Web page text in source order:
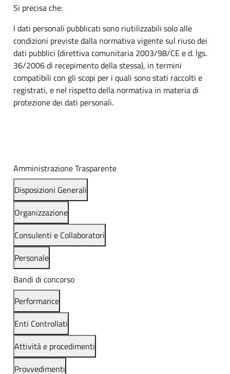
Si precisa che:
I dati personali pubblicati sono riutilizzabili solo alle
condizioni previste dalla normativa vigente sul riuso dei
dati pubblici (direttiva comunitaria 2003/98/CE e d. lgs.
36/2006 di recepimento della stessa), in termini
compatibili con gli scopi per i quali sono stati raccolti e
registrati, e nel rispetto della normativa in materia di
protezione dei dati personali.
Amministrazione Trasparente
Disposizioni Generali
Organizzazione
Consulenti e Collaboratori
Personale
Bandi di concorso
Performance
Enti Controllati
Attività e procedimenti
Provvedimenti